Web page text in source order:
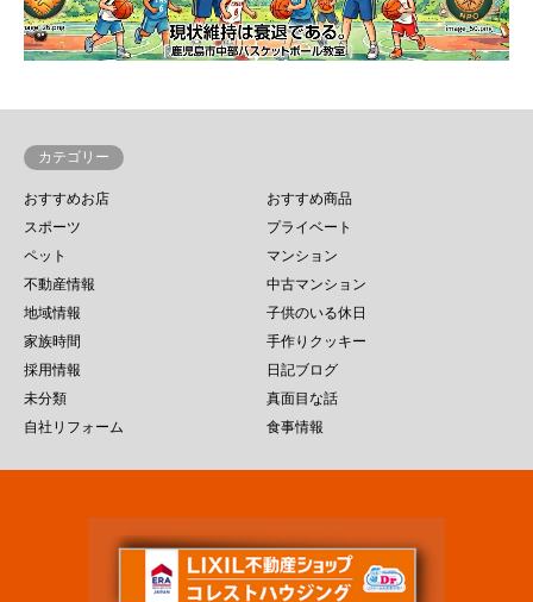
カテゴリー
おすすめお店
おすすめ商品
スポーツ
プライベート
ペット
マンション
不動産情報
中古マンション
地域情報
子供のいる休日
家族時間
手作りクッキー
採用情報
日記ブログ
未分類
真面目な話
自社リフォーム
食事情報